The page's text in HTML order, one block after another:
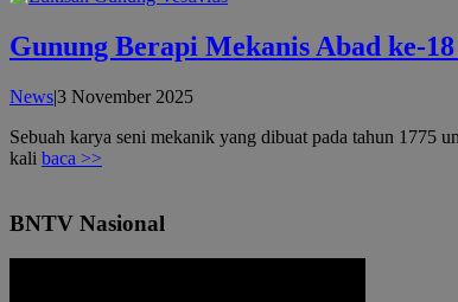
Gunung Berapi Mekanis Abad ke-
News|3 November 2025oleh
Sebuah karya seni mekanik yang dibuat pada tahun 1775
kali baca >>
BNTV Nasional